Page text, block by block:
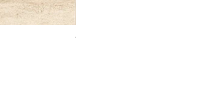
VALDIVIA PAV 45X45